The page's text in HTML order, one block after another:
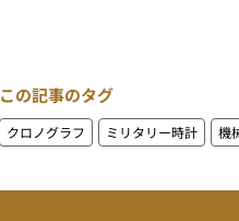
この記事のタグ
クロノグラフ ミリタリー時計 機